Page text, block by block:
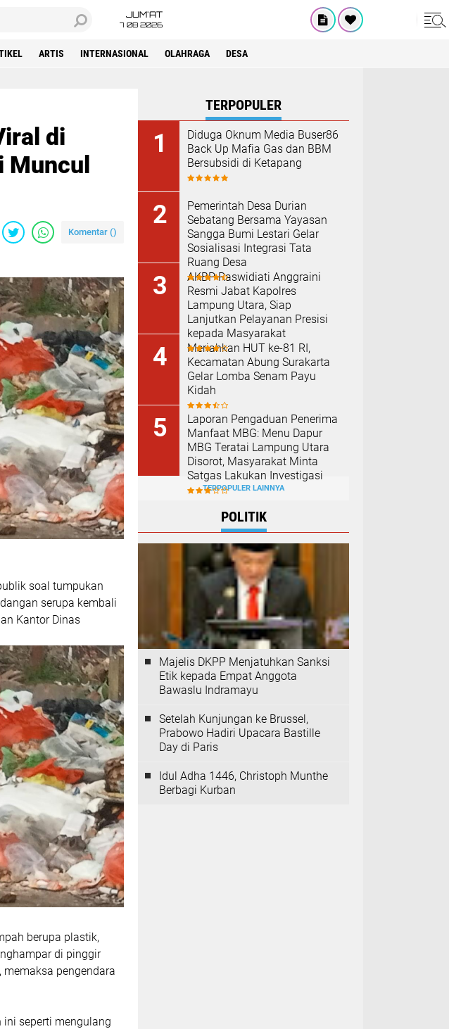
JUM'AT
7 08 2026
ARTIS INTERNASIONAL OLAHRAGA DESA
di
Muncul
Komentar ()
soal tumpukan
serupa kembali
Kantor Dinas
berupa plastik,
di pinggir
pengendara
seperti mengulang
TERPOPULER
Diduga Oknum Media Buser86
Back Up Mafia Gas dan BBM
Bersubsidi di Ketapang
Pemerintah Desa Durian
Sebatang Bersama Yayasan
Sangga Bumi Lestari Gelar
Sosialisasi Integrasi Tata
Ruang Desa
AKBP Raswidiati Anggraini
Resmi Jabat Kapolres
Lampung Utara, Siap
Lanjutkan Pelayanan Presisi
kepada Masyarakat
Meriahkan HUT ke-81 RI,
Kecamatan Abung Surakarta
Gelar Lomba Senam Payu
Kidah
Laporan Pengaduan Penerima
Manfaat MBG: Menu Dapur
MBG Teratai Lampung Utara
Disorot, Masyarakat Minta
Satgas Lakukan Investigasi
TERPOPULER LAINNYA
POLITIK
Majelis DKPP Menjatuhkan Sanksi
Etik kepada Empat Anggota
Bawaslu Indramayu
Setelah Kunjungan ke Brussel,
Prabowo Hadiri Upacara Bastille
Day di Paris
Idul Adha 1446, Christoph Munthe
Berbagi Kurban